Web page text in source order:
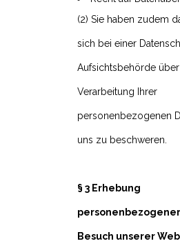
(2) Sie haben zudem
sich bei einer
Aufsichtsbehörde
Verarbeitung Ihrer
personenbezogenen
uns zu beschweren.
§ 3 Erhebung
Besuch unserer